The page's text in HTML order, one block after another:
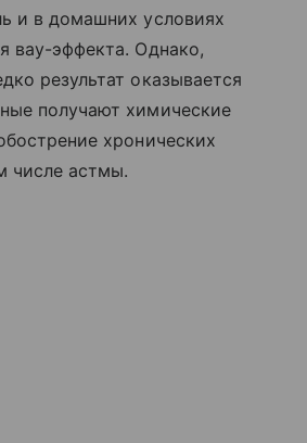
и в домашних условиях
вау-эффекта. Однако,
результат оказывается
получают химические
хронических
числе астмы.